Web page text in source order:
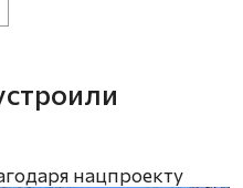
нацпроекту